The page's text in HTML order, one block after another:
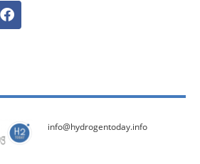
info@hydrogentoday.info